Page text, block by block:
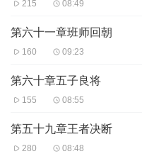
215 08:49
第六十一章班师回朝
160 09:23
第六十章五子良将
155 08:55
第五十九章王者决断
280 08:48